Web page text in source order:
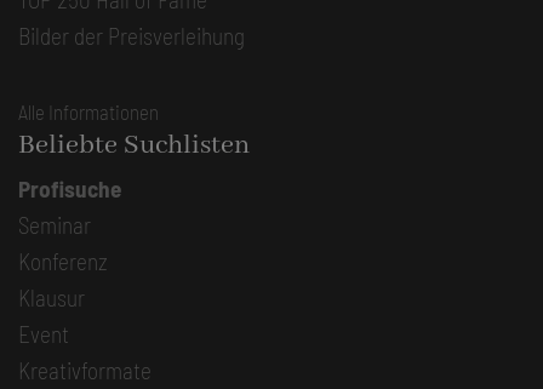
Bilder der Preisverleihung
Alle Informationen
Beliebte Suchlisten
Profisuche
Seminar
Konferenz
Klausur
Event
Kreativformate